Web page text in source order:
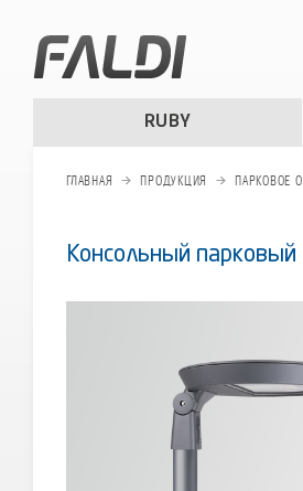
RUBY
ГЛАВНАЯ ПРОДУКЦИЯ ПАРКОВОЕ
Консольный парковый